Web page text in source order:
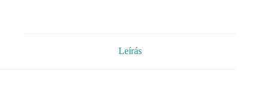
Leírás